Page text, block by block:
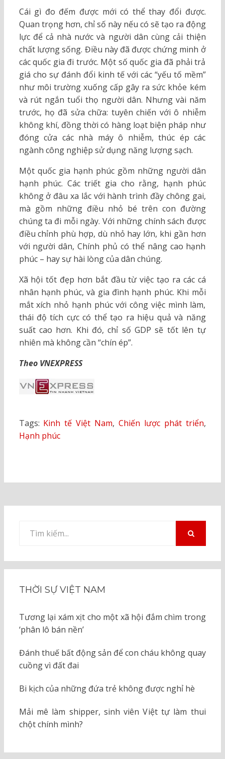
Cái gì đo đếm được mới có thể thay đổi được.
Quan trọng hơn, chỉ số này nếu có sẽ tạo ra động
lực để cả nhà nước và người dân cùng cải thiện
chất lượng sống. Điều này đã được chứng minh ở
các quốc gia đi trước. Một số quốc gia đã phải trả
giá cho sự đánh đổi kinh tế với các “yếu tố mềm”
như môi trường xuống cấp gây ra sức khỏe kém
và rút ngắn tuổi thọ người dân. Nhưng vài năm
trước, họ đã sửa chữa: tuyên chiến với ô nhiễm
không khí, đồng thời có hàng loạt biện pháp như
đóng cửa các nhà máy ô nhiễm, thúc ép các
ngành công nghiệp sử dụng năng lượng sạch.
Một quốc gia hạnh phúc gồm những người dân
hạnh phúc. Các triết gia cho rằng, hạnh phúc
không ở đâu xa lắc với hành trình đầy chông gai,
mà gồm những điều nhỏ bé trên con đường
chúng ta đi mỗi ngày. Với những chính sách được
điều chỉnh phù hợp, dù nhỏ hay lớn, khi gần hơn
với người dân, Chính phủ có thể nâng cao hạnh
phúc – hay sự hài lòng của dân chúng.
Xã hội tốt đẹp hơn bắt đầu từ việc tạo ra các cá
nhân hạnh phúc, và gia đình hạnh phúc. Khi mỗi
mắt xích nhỏ hạnh phúc với công việc mình làm,
thái độ tích cực có thể tạo ra hiệu quả và năng
suất cao hơn. Khi đó, chỉ số GDP sẽ tốt lên tự
nhiên mà không cần “chín ép”.
Theo VNEXPRESS
Tags: Kinh tế Việt Nam, Chiến lược phát triển,
Hạnh phúc
kiếm
THỜI SỰ VIỆT NAM
Tương lại xám xịt cho một xã hội đắm chìm trong
‘phân lô bán nền’
Đánh thuế bất động sản để con cháu không quay
cuồng vì đất đai
Bi kịch của những đứa trẻ không được nghỉ hè
Mải mê làm shipper, sinh viên Việt tự làm thui
chột chính mình?